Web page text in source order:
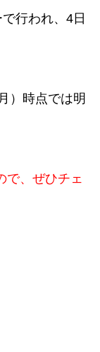
行われ、4日
）時点では明
で、ぜひチェ